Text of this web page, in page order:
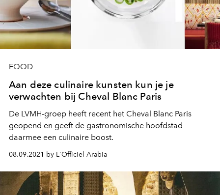
FOOD
Aan deze culinaire kunsten kun je je
verwachten bij Cheval Blanc Paris
De LVMH-groep heeft recent het Cheval Blanc Paris
geopend en geeft de gastronomische hoofdstad
daarmee een culinaire boost.
08.09.2021 by L'Officiel Arabia